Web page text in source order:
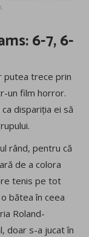
6-7, 6-
putea trece prin
un film horror.
dispariția ei să
rând, pentru că
de a colora
tenis pe tot
bătea în ceea
Roland-
doar s-a jucat în